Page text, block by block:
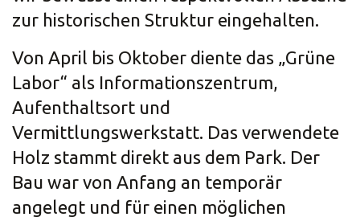
zur historischen Struktur eingehalten.
Von April bis Oktober diente das „Grüne
Labor“ als Informationszentrum,
Aufenthaltsort und
Vermittlungswerkstatt. Das verwendete
Holz stammt direkt aus dem Park. Der
Bau war von Anfang an temporär
angelegt und für einen möglichen